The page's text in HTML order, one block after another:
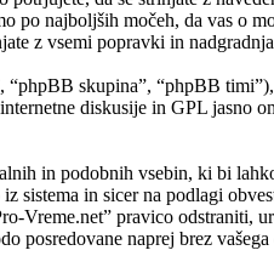
po najboljših močeh, da vas o
z vsemi popravki in
skupina”, “phpBB
diskusije in GPL jasno
in podobnih vsebin, ki bi
in sicer na podlagi
Vreme.net” pravico odstraniti,
posredovane naprej brez